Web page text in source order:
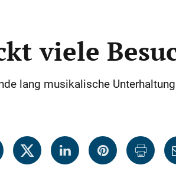
viele
lang musikalische